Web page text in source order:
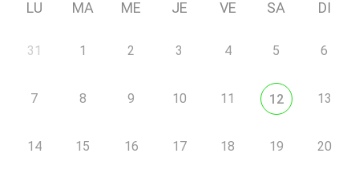
LU MA ME JE VE SA DI
31 1 2 3 4 5 6
7 8 9 10 11 12 13
14 15 16 17 18 19 20